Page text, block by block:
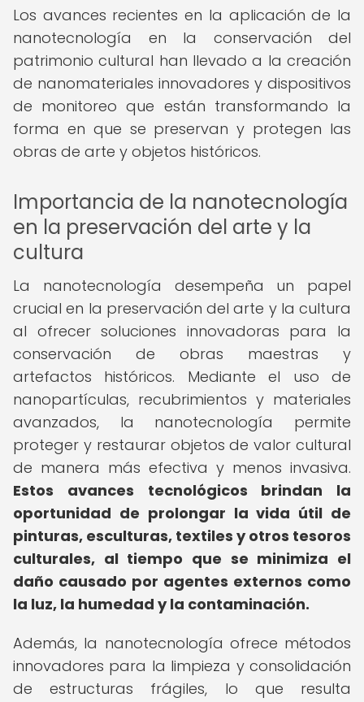
Los avances recientes en la aplicación de la
nanotecnología en la conservación del
patrimonio cultural han llevado a la creación
de nanomateriales innovadores y dispositivos
de monitoreo que están transformando la
forma en que se preservan y protegen las
obras de arte y objetos históricos.
Importancia de la nanotecnología
en la preservación del arte y la
cultura
La nanotecnología desempeña un papel
crucial en la preservación del arte y la cultura
al ofrecer soluciones innovadoras para la
conservación de obras maestras y
artefactos históricos. Mediante el uso de
nanopartículas, recubrimientos y materiales
avanzados, la nanotecnología permite
proteger y restaurar objetos de valor cultural
de manera más efectiva y menos invasiva.
Estos avances tecnológicos brindan la
oportunidad de prolongar la vida útil de
pinturas, esculturas, textiles y otros tesoros
culturales, al tiempo que se minimiza el
daño causado por agentes externos como
la luz, la humedad y la contaminación.
Además, la nanotecnología ofrece métodos
innovadores para la limpieza y consolidación
de estructuras frágiles, lo que resulta